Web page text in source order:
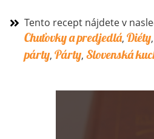
Tento recept nájdete v
Chuťovky a predjedlá, Diéty,
párty, Párty, Slovenská